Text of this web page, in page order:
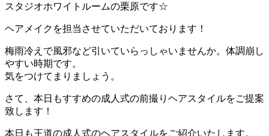
スタジオホワイトルームの栗原です☆
ヘアメイクを担当させていただいております！
梅雨冷えで風邪など引いていらっしゃいませんか。体調崩し
やすい時期です。
気をつけてまりましょう。
さて、本日もすすめの成人式の前撮りヘアスタイルをご提案
致します！
本日も王道の成人式のヘアスタイルをご紹介いたします。